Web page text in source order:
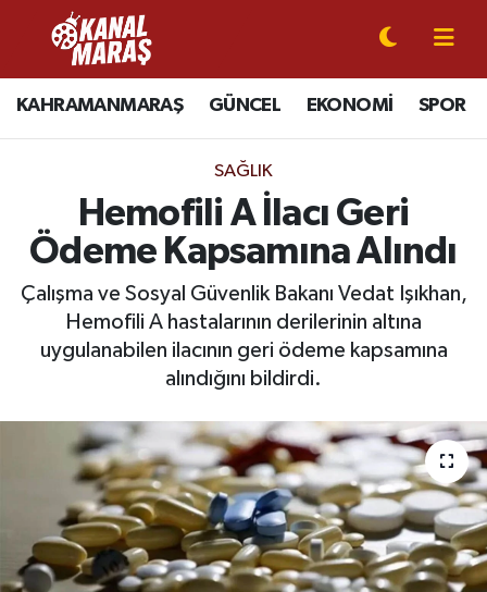
KAHRAMANMARAŞ GÜNCEL EKONOMİ SPOR
SAĞLIK
Hemofili A İlacı Geri
Ödeme Kapsamına Alındı
Çalışma ve Sosyal Güvenlik Bakanı Vedat Işıkhan,
Hemofili A hastalarının derilerinin altına
uygulanabilen ilacının geri ödeme kapsamına
alındığını bildirdi.
CANLI YAYIN
KAHRAMANMARAŞ
SPOR
SİYASET
EKONOMİ
MAGAZİN
SAĞLIK
EĞİTİM
Kahramanmaraş Nöbetçi Eczaneler
Kahramanmaraş Hava Durumu
Kahramanmaraş Namaz Vakitleri
Kahramanmaraş Trafik Yoğunluk Haritası
Süper Lig Puan Durumu ve Fikstür
Tüm Manşetler
Haber Arşivi